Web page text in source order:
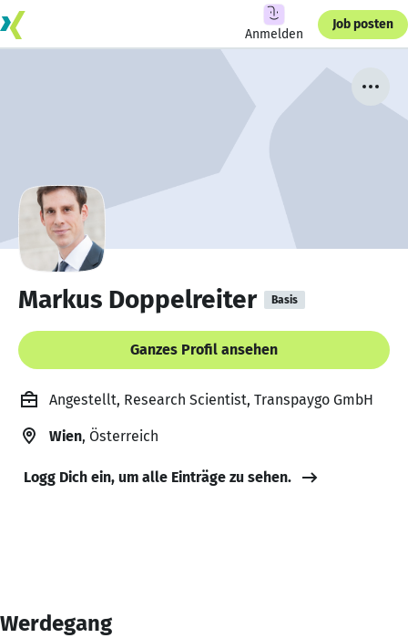
Anmelden
Job posten
Markus Doppelreiter Basis
Ganzes Profil ansehen
Angestellt, Research Scientist, Transpaygo GmbH
Wien, Österreich
Logg Dich ein, um alle Einträge zu sehen.
Werdegang